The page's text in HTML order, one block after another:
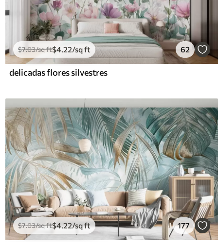
$7.03/sq ft$4.22/sq ft 62
delicadas flores silvestres
$7.03/sq ft$4.22/sq ft 177